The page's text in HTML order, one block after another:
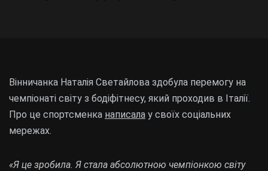
Вінничанка Наталія Светайлова здобула перемогу на
чемпіонаті світу з бодіфітнесу, який проходив в Італії.
Про це спортсменка написала у своїх соціальних
мережах.
«Я це зробила. Я стала абсолютною чемпіонкою світу